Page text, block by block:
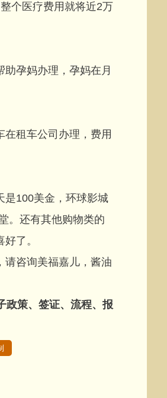
个医疗费用就将近2万
孕妈办理，孕妈在月
租车公司办理，费用
100美金，环球影城
。还有其他购物类的
了。
咨询美福嘉儿，酱油
政策、签证、流程、报